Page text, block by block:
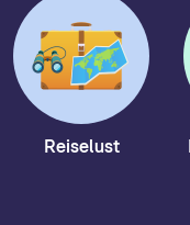
Reiselust